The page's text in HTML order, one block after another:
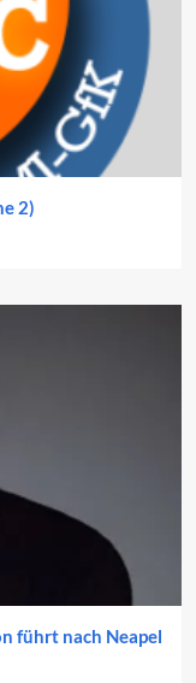
2)
führt nach Neapel